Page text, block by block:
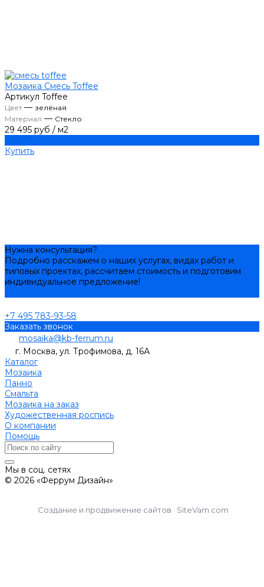
Мозаика Смесь Toffee
Артикул Toffee
Цвет— зелёная
Материал — Стекло
29 495 руб / м2
Купить
Нужна консультация?
Подробно расскажем о наших услугах, видах работ и
типовых проектах, рассчитаем стоимость и подготовим
индивидуальное предложение!
+7 495 783-93-58
Заказать звонок
mosaika@kb-ferrum.ru
г. Москва, ул. Трофимова, д. 16А
Каталог
Мозаика
Панно
Смальта
Мозаика на заказ
Художественная роспись
О компании
Помощь
Мы в соц. сетях
© 2026 «Феррум Дизайн»
Создание и продвижение сайтов · SiteVam.com